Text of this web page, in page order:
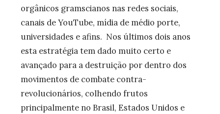
orgânicos gramscianos nas redes sociais,
canais de YouTube, mídia de médio porte,
universidades e afins. Nos últimos dois anos
esta estratégia tem dado muito certo e
avançado para a destruição por dentro dos
movimentos de combate contra-
revolucionários, colhendo frutos
principalmente no Brasil, Estados Unidos e